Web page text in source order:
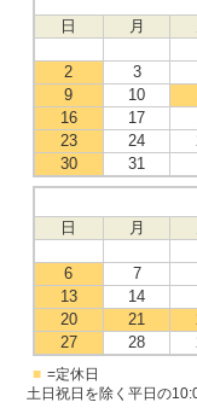
日
月
2
3
9
10
16
17
23
24
30
31
日
月
6
7
13
14
20
21
27
28
■ =定休日
土日祝日を除く平日の